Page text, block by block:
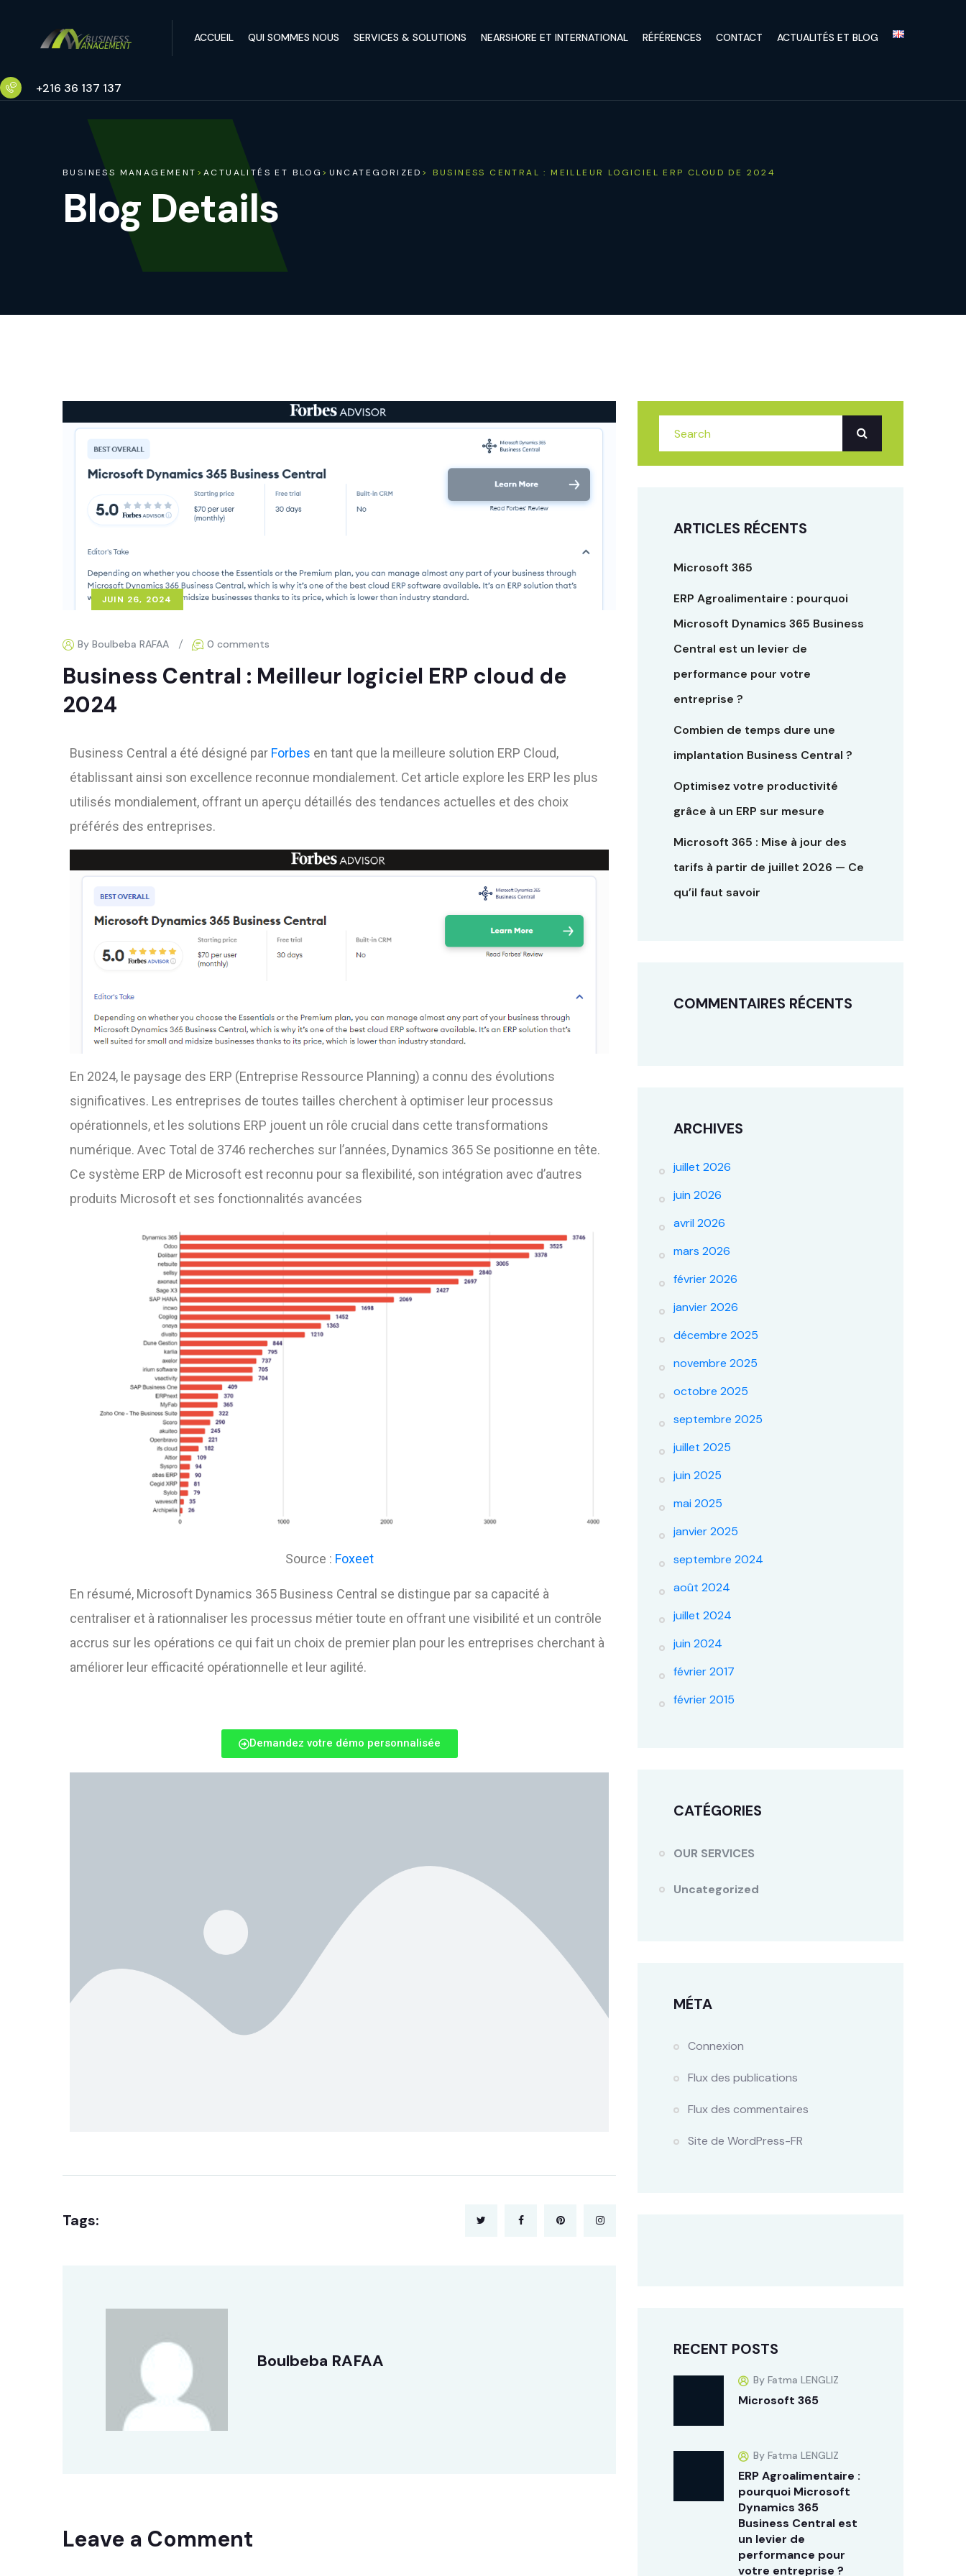
ACCUEIL QUI SOMMES NOUS SERVICES & SOLUTIONS NEARSHORE ET INTERNATIONAL RÉFÉRENCES CONTACT ACTUALITÉS ET BLOG
+216 36 137 137
BUSINESS MANAGEMENT >ACTUALITÉS ET BLOG > UNCATEGORIZED > BUSINESS CENTRAL : MEILLEUR LOGICIEL ERP CLOUD DE 2024
Blog Details
JUIN 26, 2024
By Boulbeba RAFAA 0 comments
Business Central : Meilleur logiciel ERP cloud de
2024
Business Central a été désigné par Forbes en tant que la meilleure solution ERP Cloud,
établissant ainsi son excellence reconnue mondialement. Cet article explore les ERP les plus
utilisés mondialement, offrant un aperçu détaillés des tendances actuelles et des choix
préférés des entreprises.
En 2024, le paysage des ERP (Entreprise Ressource Planning) a connu des évolutions
significatives. Les entreprises de toutes tailles cherchent à optimiser leur processus
opérationnels, et les solutions ERP jouent un rôle crucial dans cette transformations
numérique. Avec Total de 3746 recherches sur l’années, Dynamics 365 Se positionne en tête.
Ce système ERP de Microsoft est reconnu pour sa flexibilité, son intégration avec d’autres
produits Microsoft et ses fonctionnalités avancées
Source : Foxeet
En résumé, Microsoft Dynamics 365 Business Central se distingue par sa capacité à
centraliser et à rationnaliser les processus métier toute en offrant une visibilité et un contrôle
accrus sur les opérations ce qui fait un choix de premier plan pour les entreprises cherchant à
améliorer leur efficacité opérationnelle et leur agilité.
Demandez votre démo personnalisée
Tags:
Boulbeba RAFAA
Leave a Comment
ARTICLES RÉCENTS
Microsoft 365
ERP Agroalimentaire : pourquoi
Microsoft Dynamics 365 Business
Central est un levier de
performance pour votre
entreprise ?
Combien de temps dure une
implantation Business Central ?
Optimisez votre productivité
grâce à un ERP sur mesure
Microsoft 365 : Mise à jour des
tarifs à partir de juillet 2026 — Ce
qu’il faut savoir
COMMENTAIRES RÉCENTS
ARCHIVES
juillet 2026
juin 2026
avril 2026
mars 2026
février 2026
janvier 2026
décembre 2025
novembre 2025
octobre 2025
septembre 2025
juillet 2025
juin 2025
mai 2025
janvier 2025
septembre 2024
août 2024
juillet 2024
juin 2024
février 2017
février 2015
CATÉGORIES
OUR SERVICES
Uncategorized
MÉTA
Connexion
Flux des publications
Flux des commentaires
Site de WordPress-FR
RECENT POSTS
By Fatma LENGLIZ
Microsoft 365
By Fatma LENGLIZ
ERP Agroalimentaire :
pourquoi Microsoft
Dynamics 365
Business Central est
un levier de
performance pour
votre entreprise ?